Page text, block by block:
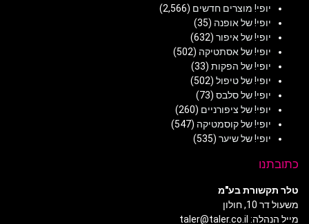
יופי! מוצרים חדשים (2,566)
יופי! של אופנה (35)
יופי! של איפור (632)
יופי! של אסתטיקה (502)
יופי! של הפקות (33)
יופי! של טיפול (502)
יופי! של סלבס (73)
יופי! של ציפורניים (260)
יופי! של קוסמטיקה (547)
יופי! של שיער (535)
כתובתנו
טלר תקשורת בע"מ
משעול דר 10, חולון
מייל הנהלה: taler@taler.co.il